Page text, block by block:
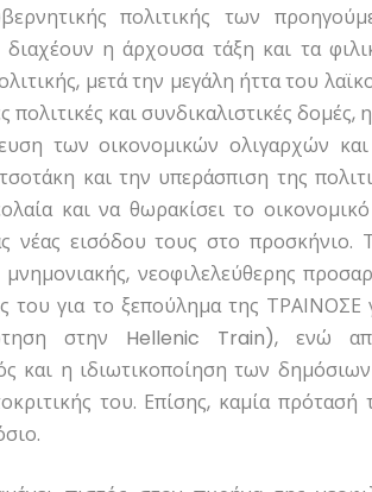
πολιτικής των
η άρχουσα τάξη και τα
μετά την μεγάλη ήττα του
πολιτικές και συνδικαλιστικές
των οικονομικών ολιγαρχών
και την υπεράσπιση της
και να θωρακίσει το
νέας εισόδου τους στο προσκήνιο.
νεοφιλελεύθερης
του για το ξεπούλημα της ΤΡΑΙΝΟΣΕ
στην Hellenic Train), ενώ
και η ιδιωτικοποίηση των
του. Επίσης, καμία